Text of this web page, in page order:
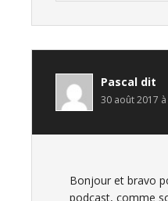
Pascal dit
30 août 2017
Bonjour et bravo
podcast, comme